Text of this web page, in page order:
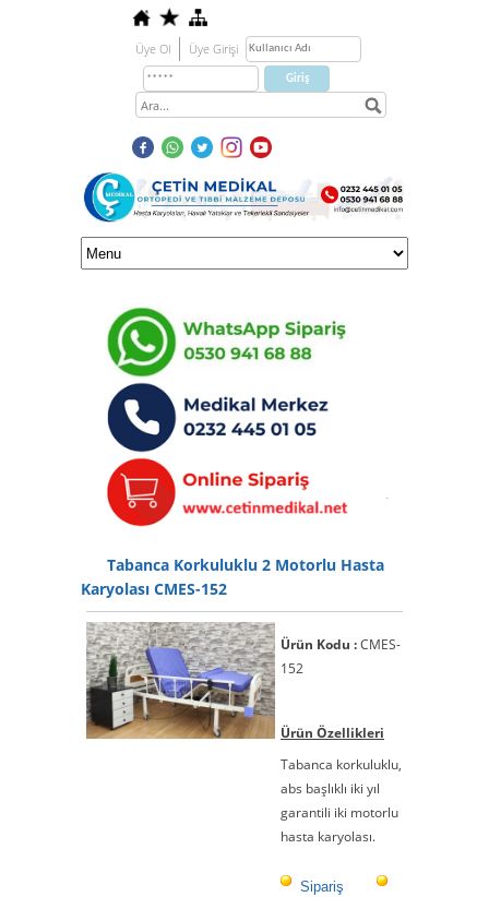
Üye Ol Üye Girişi
Tabanca Korkuluklu 2 Motorlu Hasta
Karyolası CMES-152
Ürün Kodu :CMES-
152
Ürün Özellikleri
Tabanca korkuluklu,
abs başlıklı iki yıl
garantili iki motorlu
hasta karyolası.
Sipariş